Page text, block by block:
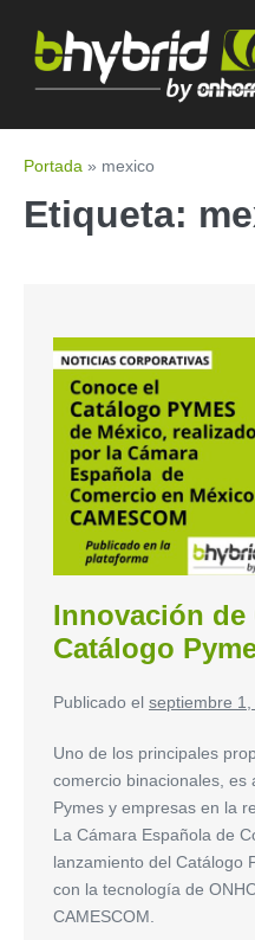
Portada » mexico
Etiqueta:
Innovación de
Catálogo
Publicado el septiembre 1,
Uno de los principales
comercio binacionales, es
Pymes y empresas en la
La Cámara Española de
lanzamiento del Catálogo
con la tecnología de
CAMESCOM.